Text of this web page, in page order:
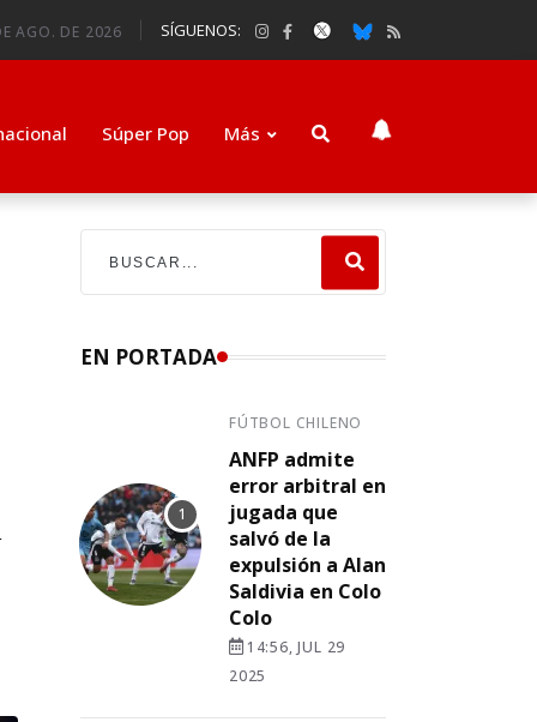
AGO. DE 2026 SÍGUENOS:
Súper Pop Más
EN PORTADA
FÚTBOL CHILENO
ANFP admite
error arbitral en
jugada que
salvó de la
expulsión a Alan
Saldivia en Colo
Colo
14:56, JUL 29
2025